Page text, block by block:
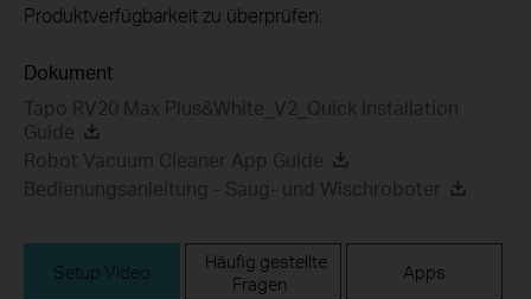
Produktverfügbarkeit zu überprüfen.
Dokument
Tapo RV20 Max Plus&White_V2_Quick Installation
Guide
Robot Vacuum Cleaner App Guide
Bedienungsanleitung - Saug- und Wischroboter
Setup Video
Häufig gestellte
Fragen
Apps